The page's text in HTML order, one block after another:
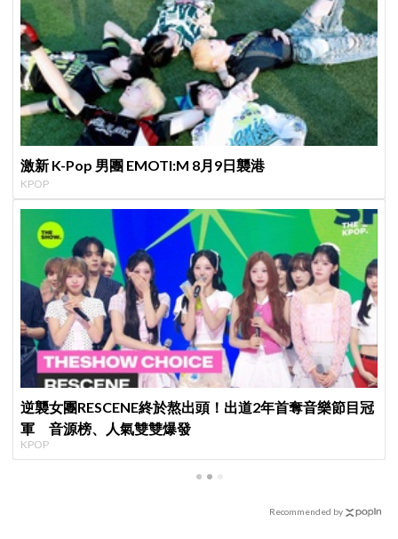
激新 K-Pop 男團 EMOTI:M 8月9日襲港
KPOP
逆襲女團RESCENE終於熬出頭！出道2年首奪音樂節目冠
軍 音源榜、人氣雙雙爆發
KPOP
Recommended by